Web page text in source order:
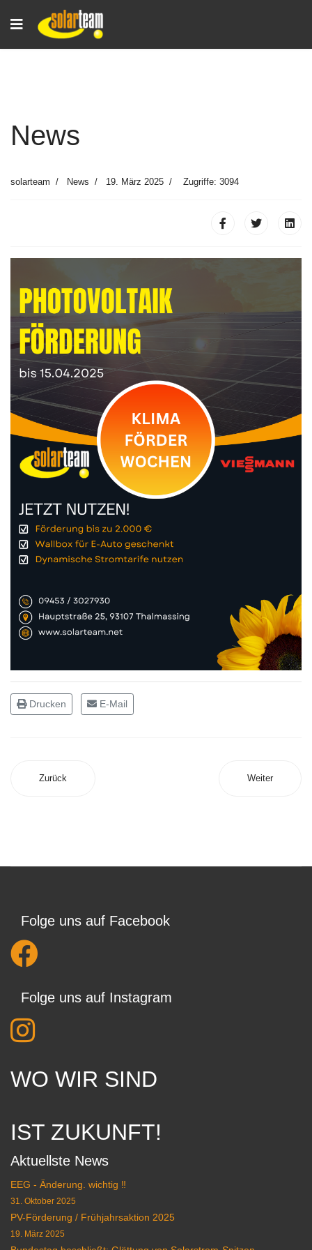
News
solarteam News 19. März 2025 Zugriffe: 3094
Drucken E-Mail
Zurück Weiter
Folge uns auf Facebook
Folge uns auf Instagram
WO WIR SIND
IST ZUKUNFT!
Aktuellste News
EEG - Änderung. wichtig ‼️
31. Oktober 2025
PV-Förderung / Frühjahrsaktion 2025
19. März 2025